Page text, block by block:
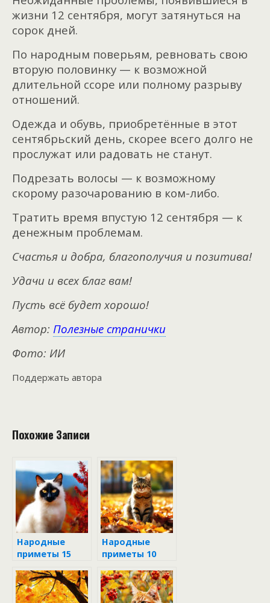
жизни 12 сентября, могут затянуться на
сорок дней.
По народным поверьям, ревновать свою
вторую половинку — к возможной
длительной ссоре или полному разрыву
отношений.
Одежда и обувь, приобретённые в этот
сентябрьский день, скорее всего долго не
прослужат или радовать не станут.
Подрезать волосы — к возможному
скорому разочарованию в ком-либо.
Тратить время впустую 12 сентября — к
денежным проблемам.
Счастья и добра, благополучия и позитива!
Удачи и всех благ вам!
Пусть всё будет хорошо!
Автор: Полезные странички
Фото: ИИ
Поддержать автора
Похожие Записи
Народные
приметы 15
Народные
приметы 10